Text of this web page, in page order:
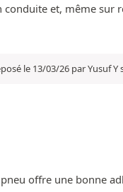
et, même
le 13/03/26 par Yusuf
offre une